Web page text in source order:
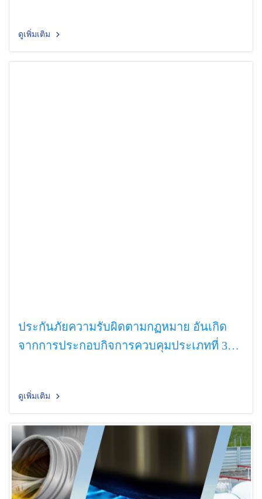
ดูเพิ่มเติม
ประกันภัยความรับผิดตามกฏหมาย อันเกิด
จากการประกอบกิจการควบคุมประเภทที่ 3
ดูเพิ่มเติม